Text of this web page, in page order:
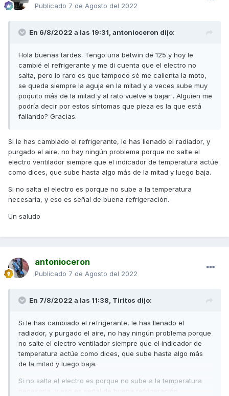
Publicado 7 de Agosto del 2022
En 6/8/2022 a las 19:31, antonioceron dijo:
Hola buenas tardes. Tengo una betwin de 125 y hoy le
cambié el refrigerante y me di cuenta que el electro no
salta, pero lo raro es que tampoco sé me calienta la moto,
se queda siempre la aguja en la mitad y a veces sube muy
poquito más de la mitad y al rato vuelve a bajar . Alguien me
podría decir por estos síntomas que pieza es la que está
fallando? Gracias.
Si le has cambiado el refrigerante, le has llenado el radiador, y
purgado el aire, no hay ningún problema porque no salte el
electro ventilador siempre que el indicador de temperatura actúe
como dices, que sube hasta algo más de la mitad y luego baja.
Si no salta el electro es porque no sube a la temperatura
necesaria, y eso es señal de buena refrigeración.
Un saludo
antonioceron
Publicado 7 de Agosto del 2022
En 7/8/2022 a las 11:38, Tiritos dijo:
Si le has cambiado el refrigerante, le has llenado el
radiador, y purgado el aire, no hay ningún problema porque
no salte el electro ventilador siempre que el indicador de
temperatura actúe como dices, que sube hasta algo más
de la mitad y luego baja.
Si no salta el electro es porque no sube a la temperatura
necesaria, y eso es señal de buena refrigeración.